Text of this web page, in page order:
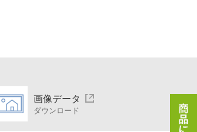
画像データ
ダウンロード